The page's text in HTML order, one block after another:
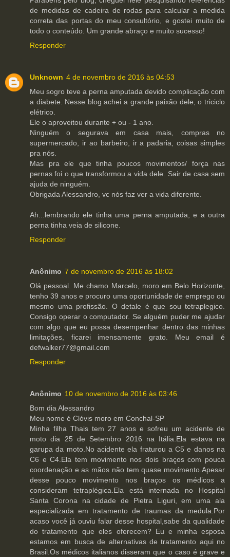
de medidas de cadeira de rodas para calcular a medida
correta das portas do meu consultório, e gostei muito de
todo o conteúdo. Um grande abraço e muito sucesso!
Responder
Unknown 4 de novembro de 2016 às 04:53
Meu sogro teve a perna amputada devido complicação com
a diabete. Nesse blog achei a grande paixão dele, o triciclo
elétrico.
Ele o aproveitou durante + ou - 1 ano.
Ninguém o segurava em casa mais, compras no
supermercado, ir ao barbeiro, ir a padaria, coisas simples
pra nós.
Mas pra ele que tinha poucos movimentos/ força nas
pernas foi o que transformou a vida dele. Sair de casa sem
ajuda de ninguém.
Obrigada Alessandro, vc nós faz ver a vida diferente.
Ah...lembrando ele tinha uma perna amputada, e a outra
perna tinha veia de silicone.
Responder
Anônimo 7 de novembro de 2016 às 18:02
Olá pessoal. Me chamo Marcelo, moro em Belo Horizonte,
tenho 39 anos e procuro uma oportunidade de emprego ou
mesmo uma profissão. O detale é que sou tetraplegico.
Consigo operar o computador. Se alguém puder me ajudar
com algo que eu possa desempenhar dentro das minhas
limitações, ficarei imensamente grato. Meu email é
defwalker77@gmail.com
Responder
Anônimo 10 de novembro de 2016 às 03:46
Bom dia Alessandro
Meu nome é Clóvis moro em Conchal-SP
Minha filha Thais tem 27 anos e sofreu um acidente de
moto dia 25 de Setembro 2016 na Itália.Ela estava na
garupa da moto.No acidente ela fraturou a C5 e danos na
C6 e C4.Ela tem movimento nos dois braços com pouca
coordenação e as mãos não tem quase movimento.Apesar
desse pouco movimento nos braços os médicos a
consideram tetraplégica.Ela está internada no Hospital
Santa Corona na cidade de Pietra Liguri, em uma ala
especializada em tratamento de traumas da medula.Por
acaso você já ouviu falar desse hospital,sabe da qualidade
do tratamento que eles oferecem? Eu e minha esposa
estamos em busca de alternativas de tratamento aqui no
Brasil.Os médicos italianos disseram que o caso é grave e